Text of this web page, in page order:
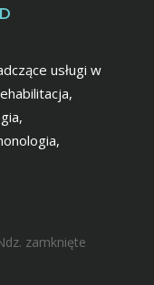
usługi w
zamknięte